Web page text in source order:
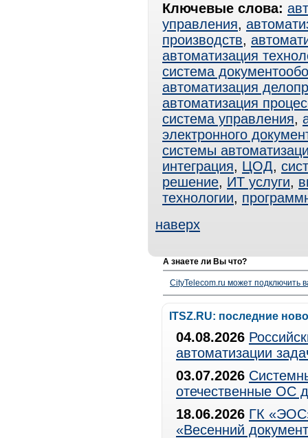
Ключевые слова:
управления,
производств,
автоматизация
система
автоматизация
автоматизация
система управления,
электронного
системы
интеграция, ЦОД,
решение, ИТ услуги,
технологии,
наверх
А знаете ли Вы что?
CityTelecom.ru может подключить
ITSZ.RU: последние
04.08.2026
автоматизации
03.07.2026
отечественные ОС
18.06.2026 ГК
«Весенний